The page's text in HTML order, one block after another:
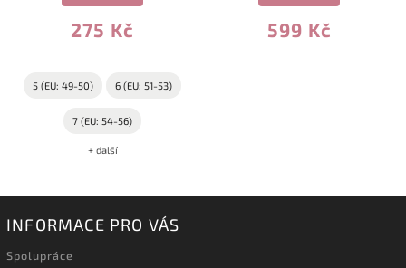
275 Kč
5 (EU: 49-50) 6 (EU: 51-53)
7 (EU: 54-56)
+ další
599 Kč
INFORMACE PRO VÁS
Spolupráce